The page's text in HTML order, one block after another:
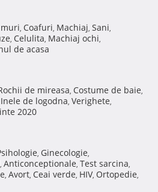
, Coafuri, Machiaj, Sani,
, Celulita, Machiaj ochi,
de acasa
de mireasa, Costume de baie,
Inele de logodna, Verighete,
2020
, Ginecologie,
, Anticonceptionale, Test sarcina,
, Avort, Ceai verde, HIV, Ortopedie,